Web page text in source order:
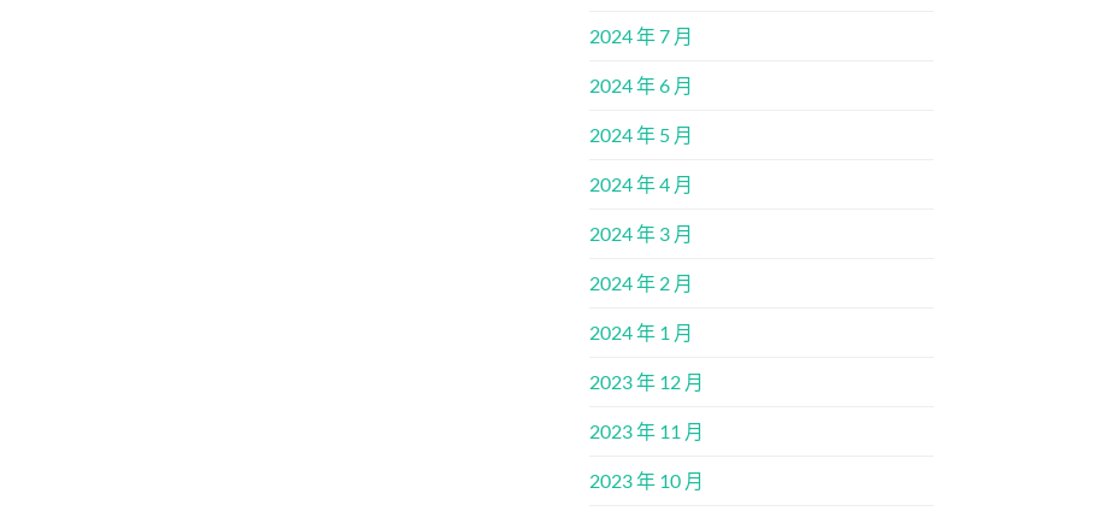
2024 年 7 月
2024 年 6 月
2024 年 5 月
2024 年 4 月
2024 年 3 月
2024 年 2 月
2024 年 1 月
2023 年 12 月
2023 年 11 月
2023 年 10 月